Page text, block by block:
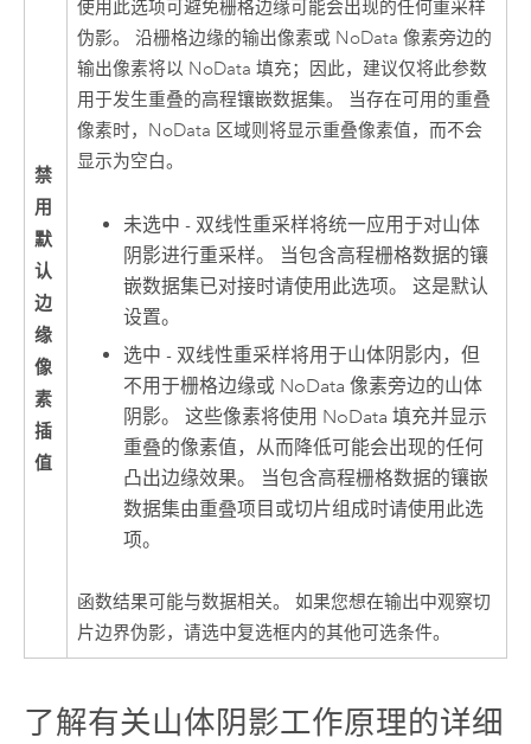
禁
用
默
认
边
缘
像
素
插
值
使用此选项可避免栅格边缘可能会出现的任何重采样
伪影。 沿栅格边缘的输出像素或 NoData 像素旁边的
输出像素将以 NoData 填充；因此，建议仅将此参数
用于发生重叠的高程镶嵌数据集。 当存在可用的重叠
像素时，NoData 区域则将显示重叠像素值，而不会
显示为空白。
未选中 - 双线性重采样将统一应用于对山体
阴影进行重采样。 当包含高程栅格数据的镶
嵌数据集已对接时请使用此选项。 这是默认
设置。
选中 - 双线性重采样将用于山体阴影内，但
不用于栅格边缘或 NoData 像素旁边的山体
阴影。 这些像素将使用 NoData 填充并显示
重叠的像素值，从而降低可能会出现的任何
凸出边缘效果。 当包含高程栅格数据的镶嵌
数据集由重叠项目或切片组成时请使用此选
项。
函数结果可能与数据相关。 如果您想在输出中观察切
片边界伪影，请选中复选框内的其他可选条件。
了解有关山体阴影工作原理的详细